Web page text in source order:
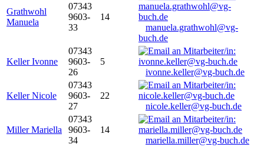
Grathwohl
Manuela
07343
9603-
33
14
manuela.grathwohl@vg-
buch.de
Keller Ivonne
07343
9603-
26
5
ivonne.keller@vg-buch.de
Keller Nicole
07343
9603-
27
22
nicole.keller@vg-buch.de
Miller Mariella
07343
9603-
34
14
mariella.miller@vg-buch.de